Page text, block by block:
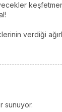
verdiği
sunuyor.